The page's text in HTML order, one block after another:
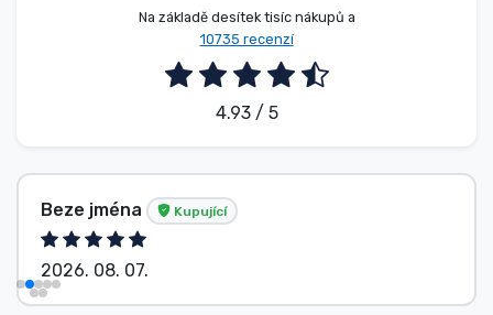
Na základě desítek tisíc nákupů a
10735 recenzí
4.93 / 5
Beze jména Kupující
2026. 08. 07.